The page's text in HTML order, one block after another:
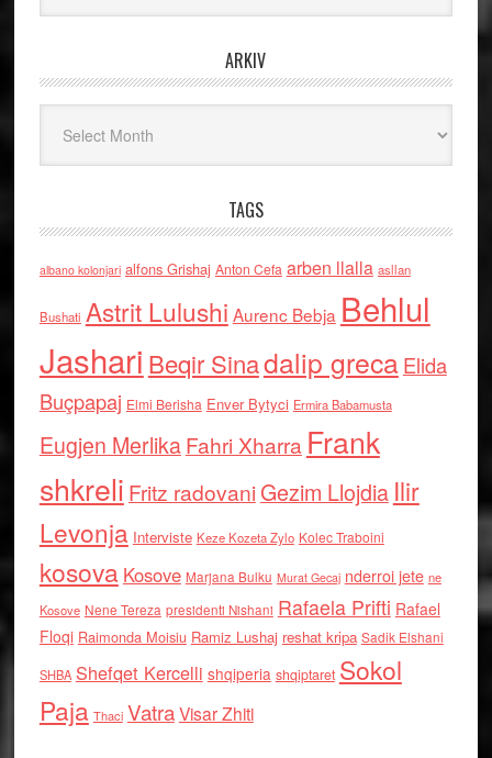
ARKIV
TAGS
albano kolonjari alfons Grishaj Anton Cefa arben llalla asllan
Bushati Astrit Lulushi Aurenc Bebja Behlul
Jashari Beqir Sinadalip grecaElida
Buçpapaj Elmi Berisha Enver Bytyci Ermira Babamusta
Eugjen MerlikaFahri Xharra Frank
shkreli Fritz radovaniGezim Llojdia Ilir
Levonja Interviste Keze Kozeta Zylo Kolec Traboini
kosova Kosove Marjana Bulku Murat Gecaj nderroi jete ne
Kosove Nene Tereza presidenti Nishani Rafaela Prifti Rafael
Floqi Raimonda Moisiu Ramiz Lushaj reshat kripa Sadik Elshani
SHBA Shefqet Kercelli shqiperia shqiptaret Sokol
Paja Thaci VatraVisar Zhiti